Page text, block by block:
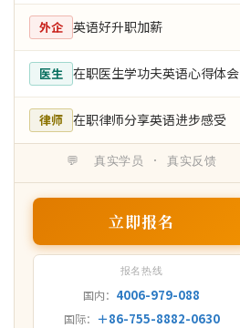
外企 英语好升职加薪
医生 在职医生学功夫英语心得体会
律师 在职律师分享英语进步感受
💬 真实学员 · 真实反馈
立即报名
报名热线
国内： 4006-979-088
国际： ＋86-755-8882-0630